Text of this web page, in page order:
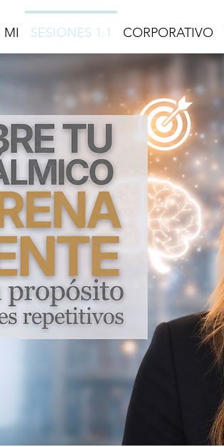
MI SESIONES 1:1 CORPORATIVO